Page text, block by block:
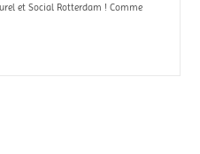
et Social Rotterdam ! Comme